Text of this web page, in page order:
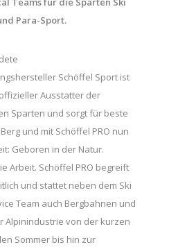
Para-Sport.
Schöffel Sport ist
Ausstatter der
Sparten und sorgt für beste
und mit Schöffel PRO nun
Geboren in der Natur.
Arbeit. Schöffel PRO begreift
und stattet neben dem Ski
Team auch Bergbahnen und
Alpinindustrie von der kurzen
Sommer bis hin zur